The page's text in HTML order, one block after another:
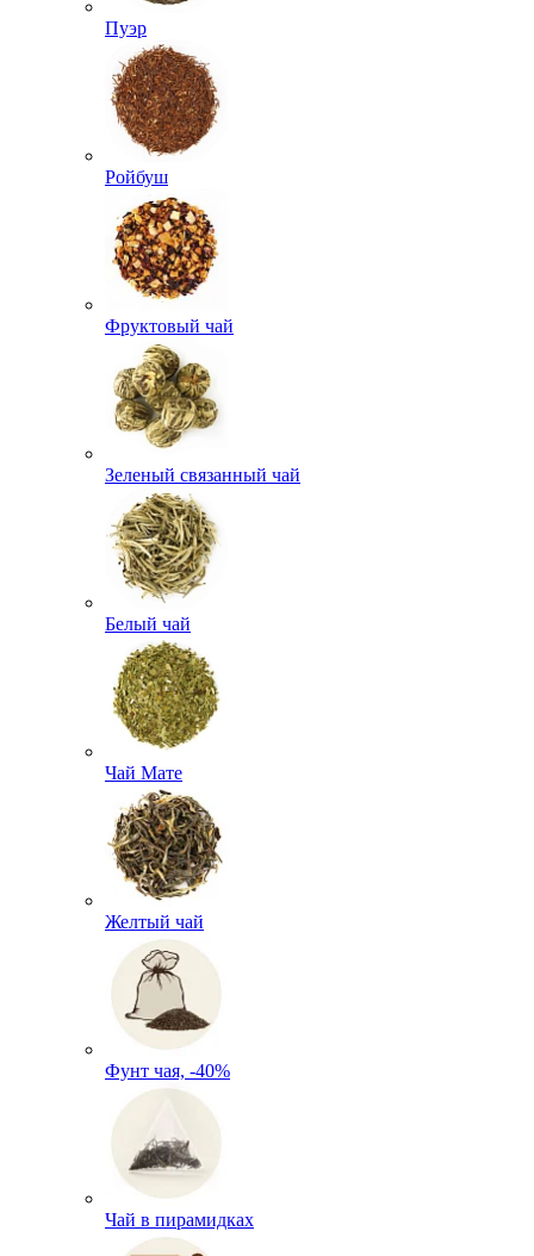
Пуэр
Ройбуш
Фруктовый чай
Зеленый связанный чай
Белый чай
Чай Мате
Желтый чай
Фунт чая, -40%
Чай в пирамидках